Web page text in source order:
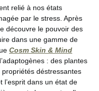
relié à nos états
par le stress. Après
découvre le pouvoir des
dans une gamme de
Cosm Skin & Mind
: des plantes
déstressantes
dans un état de